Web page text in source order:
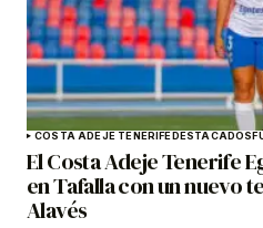
COSTA ADEJE TENERIFEDESTACADOS
El Costa Adeje Tenerife
en Tafalla con un nuevo
Alavés